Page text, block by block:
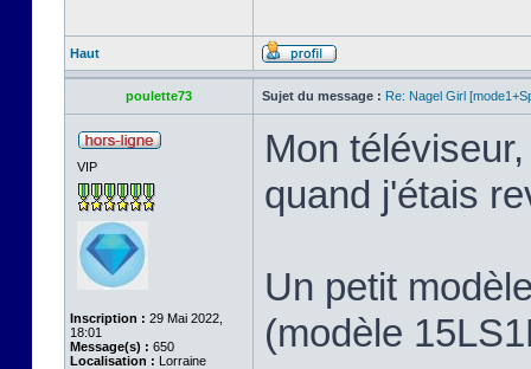
Haut
poulette73 Sujet du message : Re: Nagel Girl
VIP
Inscription : 29 Mai 2022,
18:01
Message(s) : 650
Localisation : Lorraine
Mon
quand j'étais
Un petit
(modèle